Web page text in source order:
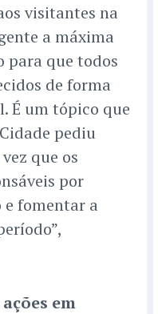
visitantes na
a máxima
para que todos
de forma
É um tópico que
pediu
que os
por
fomentar a
em